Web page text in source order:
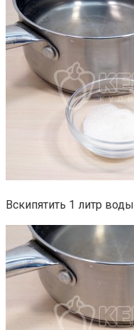
Вскипятить 1 литр